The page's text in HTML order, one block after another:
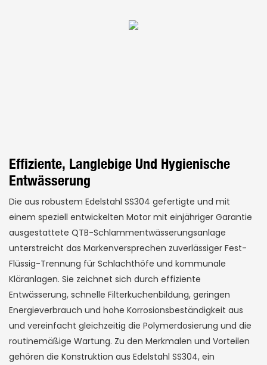
Effiziente, Langlebige Und Hygienische
Entwässerung
Die aus robustem Edelstahl SS304 gefertigte und mit
einem speziell entwickelten Motor mit einjähriger Garantie
ausgestattete QTB-Schlammentwässerungsanlage
unterstreicht das Markenversprechen zuverlässiger Fest-
Flüssig-Trennung für Schlachthöfe und kommunale
Kläranlagen. Sie zeichnet sich durch effiziente
Entwässerung, schnelle Filterkuchenbildung, geringen
Energieverbrauch und hohe Korrosionsbeständigkeit aus
und vereinfacht gleichzeitig die Polymerdosierung und die
routinemäßige Wartung. Zu den Merkmalen und Vorteilen
gehören die Konstruktion aus Edelstahl SS304, ein